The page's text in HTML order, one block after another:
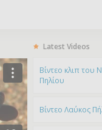
Latest Videos
Bίντεο κλιπ του
Πηλίου
Βίντεο Λαύκος